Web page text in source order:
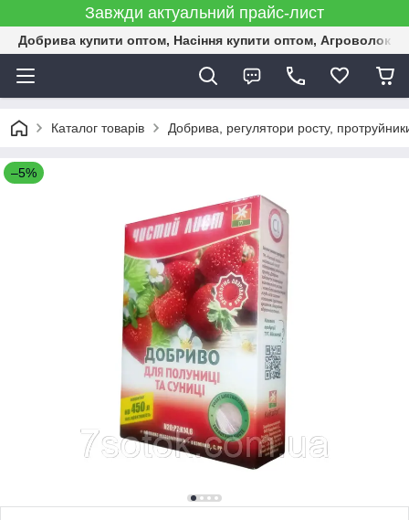
Завжди актуальний прайс-лист
Добрива купити оптом, Насіння купити оптом,
Каталог товарів Добрива, регулятори росту,
–5%